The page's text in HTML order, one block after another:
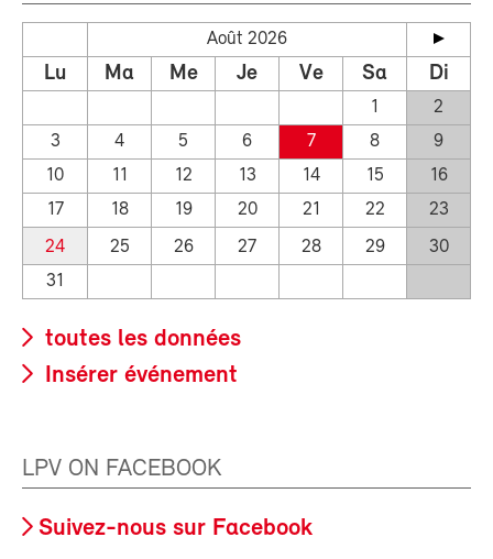
Août 2026
Lu Ma Me Je Ve Sa Di
1
2
3
4 5 6 7 8
9
10
11 12 13 14 15
16
17
18 19 20 21 22
23
24
25 26 27 28 29
30
31
toutes les données
Insérer événement
LPV ON FACEBOOK
Suivez-nous sur Facebook